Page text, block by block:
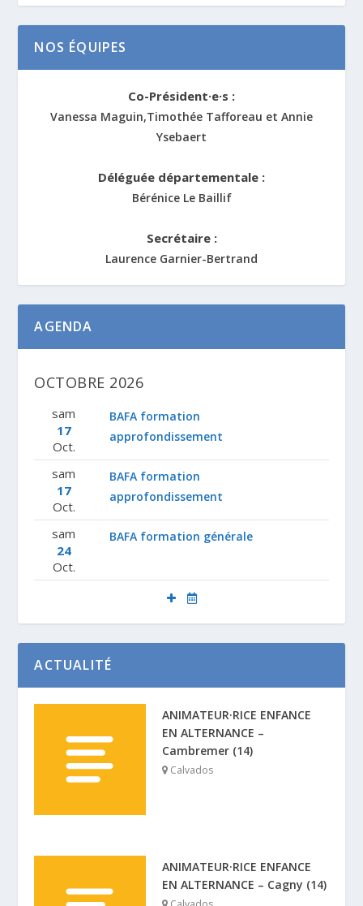
NOS ÉQUIPES
Co-Président·e·s :
Vanessa Maguin,Timothée Tafforeau et Annie
Ysebaert
Déléguée départementale :
Bérénice Le Baillif
Secrétaire :
Laurence Garnier-Bertrand
AGENDA
OCTOBRE 2026
sam
17
Oct.
BAFA formation
approfondissement
sam
17
Oct.
BAFA formation
approfondissement
sam
24
Oct.
BAFA formation générale
ACTUALITÉ
ANIMATEUR·RICE ENFANCE
EN ALTERNANCE –
Cambremer (14)
Calvados
ANIMATEUR·RICE ENFANCE
EN ALTERNANCE – Cagny (14)